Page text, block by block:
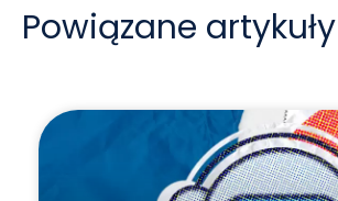
Powiązane artykuły